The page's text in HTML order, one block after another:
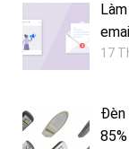
17
Đèn